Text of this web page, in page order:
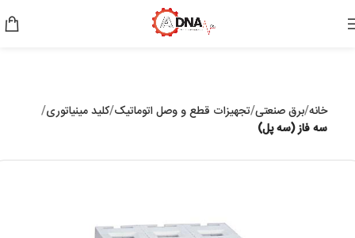
خانه برق صنعتی تجهیزات قطع و وصل اتوماتیک کلید مینیاتوری
سه فاز (سه پل)